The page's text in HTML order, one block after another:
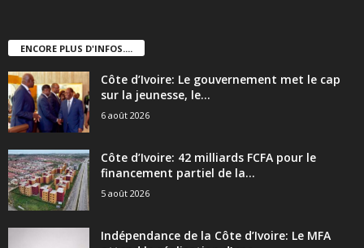
ENCORE PLUS D'INFOS....
Côte d’Ivoire: Le gouvernement met le cap
sur la jeunesse, le...
6 août 2026
Côte d’Ivoire: 42 milliards FCFA pour le
financement partiel de la...
5 août 2026
Indépendance de la Côte d’Ivoire: Le MFA